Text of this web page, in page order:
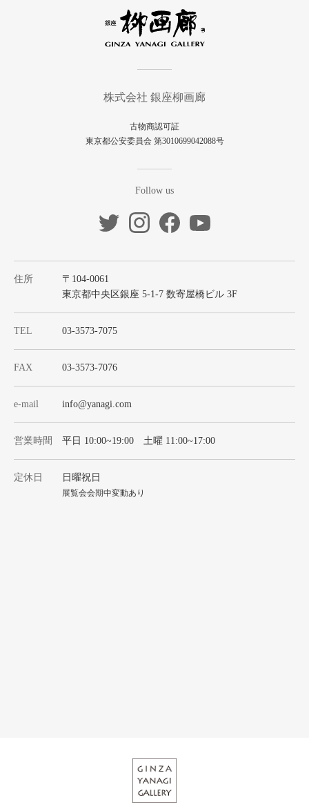
株式会社 銀座柳画廊
古物商認可証
東京都公安委員会 第3010699042088号
Follow us
住所
〒104-0061
東京都中央区銀座 5-1-7 数寄屋橋ビル 3F
TEL 03-3573-7075
FAX 03-3573-7076
e-mail info@yanagi.com
営業時間 平日 10:00~19:00 土曜 11:00~17:00
定休日 日曜祝日
展覧会会期中変動あり